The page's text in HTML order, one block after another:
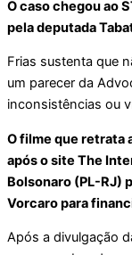
O caso chegou ao
pela deputada
Frias sustenta que
um parecer da
inconsistências ou
O filme que retrata
após o site The
Bolsonaro (PL-RJ)
Vorcaro para
Após a divulgação